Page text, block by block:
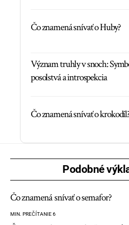
Čo znamená snívať o Huby?
Význam truhly v snoch:
posolstvá a introspekcia
Čo znamená snívať o
Podobné
Čo znamená snívať o semafor?
MIN. PREČÍTANIE 6